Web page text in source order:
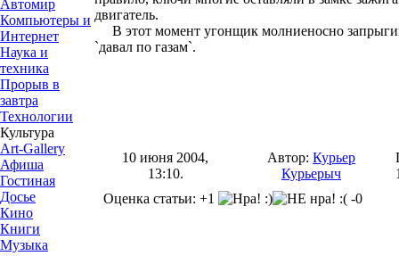
Автомир
Компьютеры и
Интернет
Наука и
техника
Прорыв в
завтра
Технологии
Культура
Art-Gallery
Афиша
Гостиная
Досье
Кино
Книги
Музыка
двигатель.
В этот момент угонщик молниеносно
`давал по газам`.
10 июня 2004,
13:10.
Автор: Курьер
Курьерыч
Оценка статьи: +1
-0